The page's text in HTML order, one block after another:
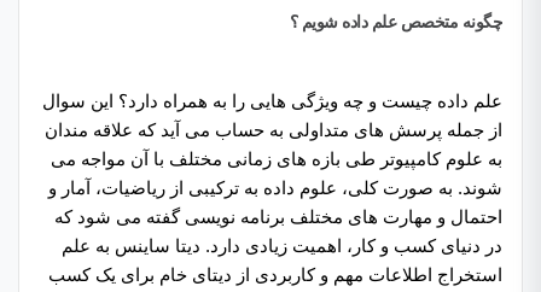
چگونه متخصص علم داده شویم ؟
علم داده چیست و چه ویژگی هایی را به همراه دارد؟ این سوال
از جمله پرسش های متداولی به حساب می آید که علاقه مندان
به علوم کامپیوتر طی بازه های زمانی مختلف با آن مواجه می
شوند. به صورت کلی، علوم داده به ترکیبی از ریاضیات، آمار و
احتمال و مهارت های مختلف برنامه نویسی گفته می شود که
در دنیای کسب و کار، اهمیت زیادی دارد. دیتا ساینس به علم
استخراج اطلاعات مهم و کاربردی از دیتای خام برای یک کسب